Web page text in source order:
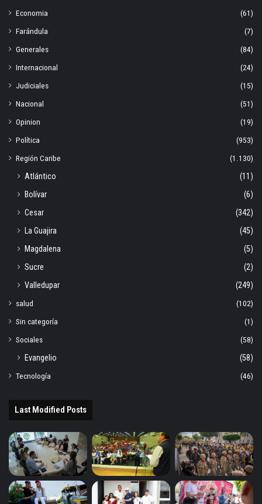
Economia
(61)
Farándula
(7)
Generales
(84)
Internacional
(24)
Judiciales
(15)
Nacional
(51)
Opinion
(19)
Política
(953)
Región Caribe
(1.130)
Atlántico
(11)
Bolívar
(6)
Cesar
(342)
La Guajira
(45)
Magdalena
(5)
Sucre
(2)
Valledupar
(249)
salud
(102)
Sin categoría
(1)
Sociales
(58)
Evangelio
(58)
Tecnología
(46)
Last Modified Posts